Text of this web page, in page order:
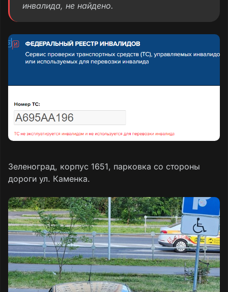
инвалида, не найдено.
Зеленоград, корпус 1651, парковка со стороны
дороги ул. Каменка.